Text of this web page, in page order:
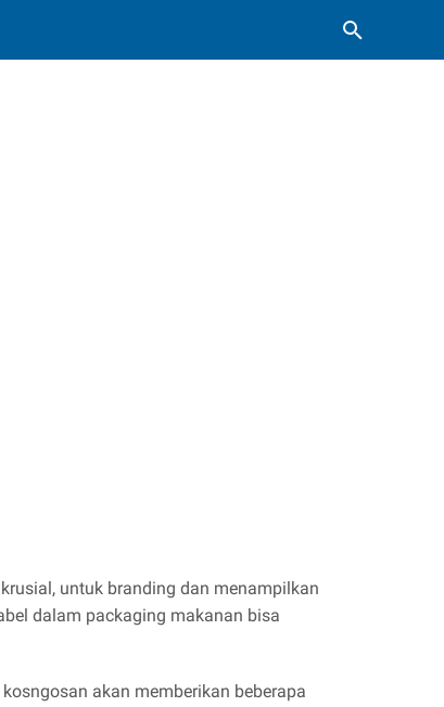
untuk branding dan menampilkan
dalam packaging makanan bisa
akan memberikan beberapa